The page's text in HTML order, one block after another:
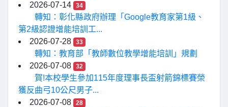
2026-07-14
34
轉知：彰化縣政府辦理「Google教育家第1級、
第2級認證增能培訓工...
2026-07-28
33
轉知：教育部「教師數位教學增能培訓」規劃
2026-07-08
32
賀!本校學生參加115年度理事長盃射箭錦標賽榮
獲反曲弓10公尺男子...
2026-07-08
28